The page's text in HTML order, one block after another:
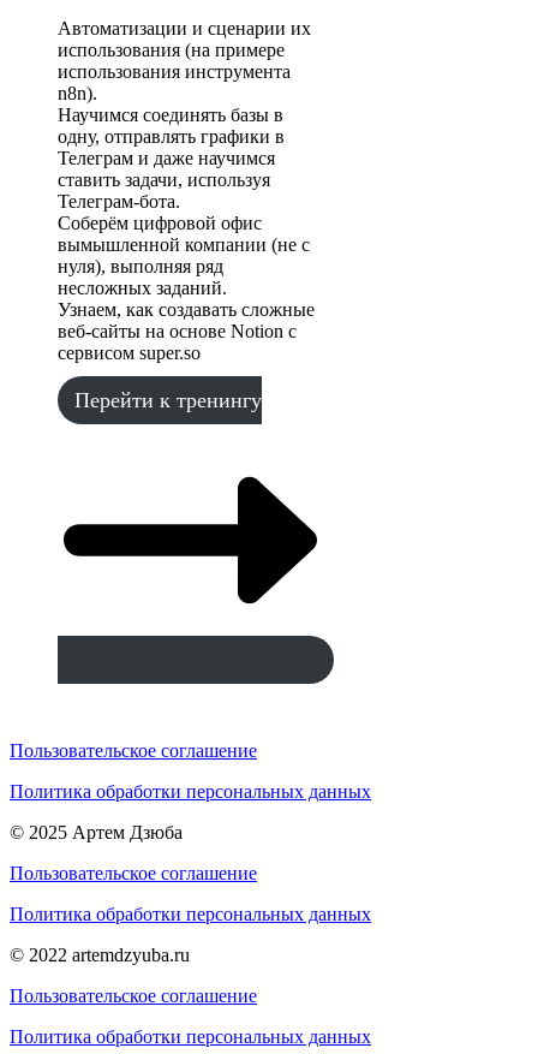
Автоматизации и сценарии их
использования (на примере
использования инструмента
n8n).
Научимся соединять базы в
одну, отправлять графики в
Телеграм и даже научимся
ставить задачи, используя
Телеграм-бота.
Соберём цифровой офис
вымышленной компании (не с
нуля), выполняя ряд
несложных заданий.
Узнаем, как создавать сложные
веб-сайты на основе Notion с
сервисом super.so
Перейти к тренингу
Пользовательское соглашение
Политика обработки персональных данных
© 2025 Артем Дзюба
Пользовательское соглашение
Политика обработки персональных данных
© 2022 artemdzyuba.ru
Пользовательское соглашение
Политика обработки персональных данных